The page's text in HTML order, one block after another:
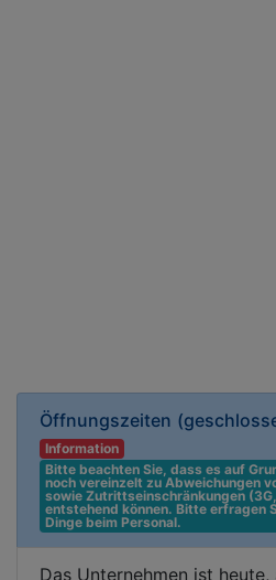
Öffnungszeiten
Information
Bitte beachten Sie, dass es auf
noch vereinzelt zu Abweichungen
sowie Zutrittseinschränkungen
entstehend können. Bitte erfragen
Dinge beim Personal.
Das Unternehmen ist